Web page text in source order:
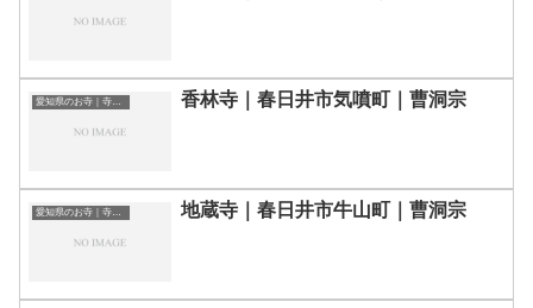
愛知県のお寺｜寺院一覧 香林寺｜春日井市気噴町｜曹洞宗
愛知県のお寺｜寺院一覧 地蔵寺｜春日井市牛山町｜曹洞宗